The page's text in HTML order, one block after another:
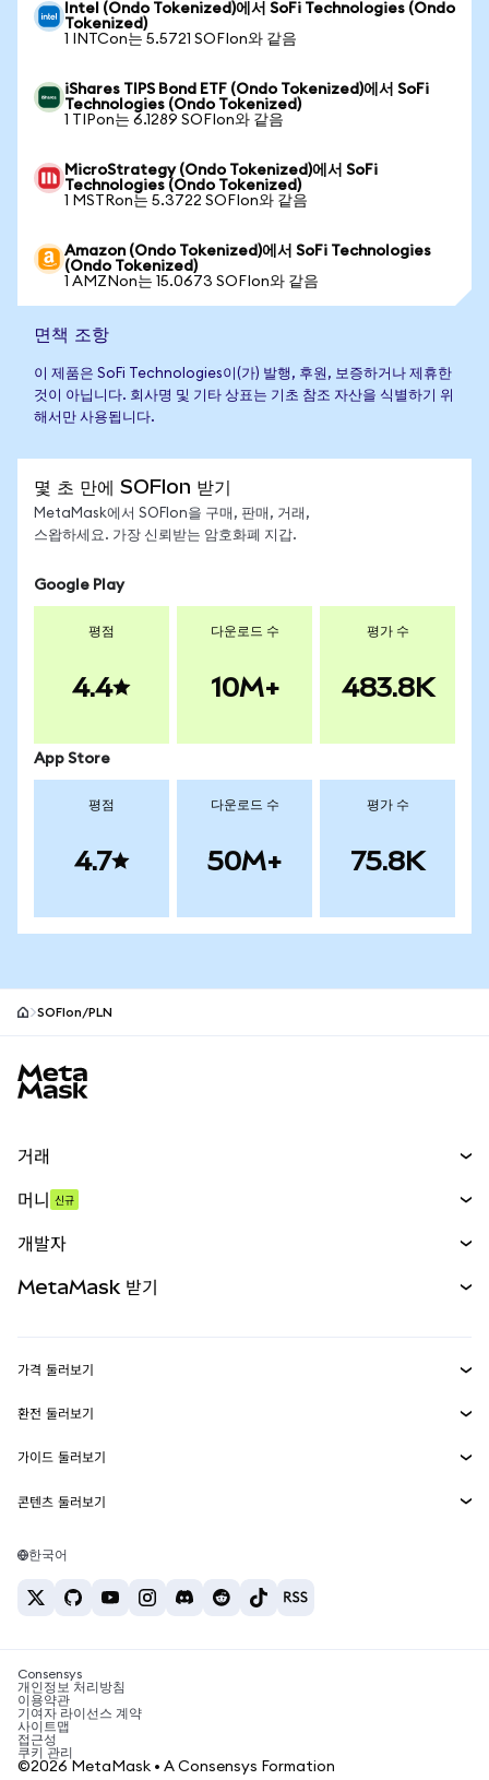
Intel (Ondo Tokenized)에서 SoFi Technologies (Ondo
Tokenized)
1 INTCon는 5.5721 SOFIon와 같음
iShares TIPS Bond ETF (Ondo Tokenized)에서 SoFi
Technologies (Ondo Tokenized)
1 TIPon는 6.1289 SOFIon와 같음
MicroStrategy (Ondo Tokenized)에서 SoFi
Technologies (Ondo Tokenized)
1 MSTRon는 5.3722 SOFIon와 같음
Amazon (Ondo Tokenized)에서 SoFi Technologies
(Ondo Tokenized)
1 AMZNon는 15.0673 SOFIon와 같음
면책 조항
이 제품은 SoFi Technologies이(가) 발행, 후원, 보증하거나 제휴한
것이 아닙니다. 회사명 및 기타 상표는 기초 참조 자산을 식별하기 위
해서만 사용됩니다.
몇 초 만에 SOFIon 받기
MetaMask에서 SOFIon을 구매, 판매, 거래,
스왑하세요. 가장 신뢰받는 암호화폐 지갑.
Google Play
평점
4.4
다운로드 수
10M+
평가 수
483.8K
App Store
평점
4.7
다운로드 수
50M+
평가 수
75.8K
SOFIon/PLN
거래
무기한 선물
실물자산
머니 신규
개발자
MetaMask Connect
Snaps
웹3 서비스
MetaMask 받기
보안
고객 지원
채용
가격 둘러보기
이더리움 가격
솔라나 가격
테더 가격
환전 둘러보기
ETH를 USD로 환전
USDT를 INR로 환전
BTC를 INR로 환전
ETH를 USDT로 환전
가이드 둘러보기
ETH 매수
USDT 매수
SHIB 매수
BNB 매수
콘텐츠 둘러보기
솔라나 지갑
암호화폐 세금 뉴스
암호화폐 매수 방법
비트코인 매도 방법
한국어
Consensys
개인정보 처리방침
이용약관
기여자 라이선스 계약
사이트맵
접근성
쿠키 관리
©2026 MetaMask • A Consensys Formation